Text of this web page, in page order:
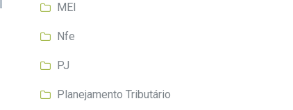
MEI
Nfe
PJ
Planejamento Tributário